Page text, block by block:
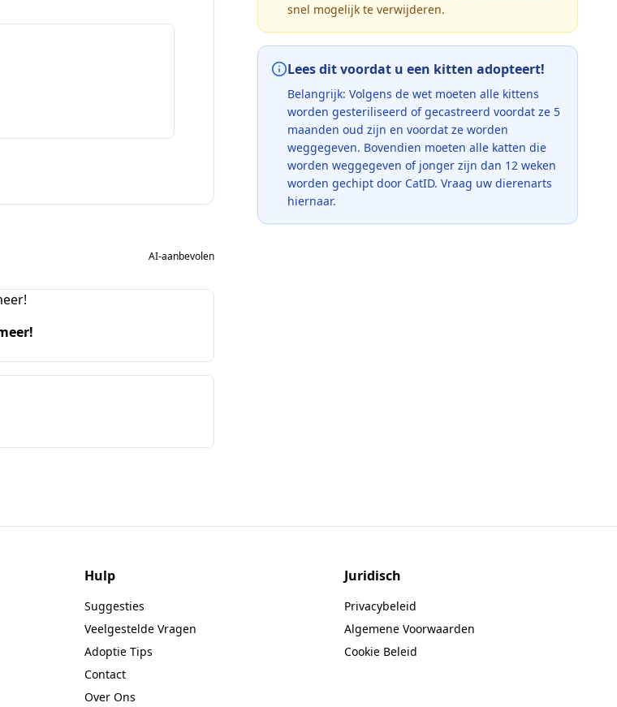
AI-aanbevolen
snel mogelijk te verwijderen.
Lees dit voordat u een kitten adopteert!
Belangrijk: Volgens de wet moeten alle kittens
worden gesteriliseerd of gecastreerd voordat ze 5
maanden oud zijn en voordat ze worden
weggegeven. Bovendien moeten alle katten die
worden weggegeven of jonger zijn dan 12 weken
worden gechipt door CatID. Vraag uw dierenarts
hiernaar.
Hulp
Suggesties
Veelgestelde Vragen
Adoptie Tips
Contact
Over Ons
Juridisch
Privacybeleid
Algemene Voorwaarden
Cookie Beleid